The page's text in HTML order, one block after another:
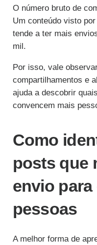
O número bruto de
Um conteúdo visto
tende a ter mais
mil.
Por isso, vale
compartilhamentos e
ajuda a descobrir
convencem mais
Como
posts que
envio
pessoas
A melhor forma de